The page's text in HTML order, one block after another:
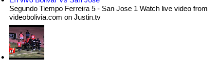
Segundo Tiempo Ferreira 5 - San Jose 1 Watch live video from
videobolivia.com on Justin.tv